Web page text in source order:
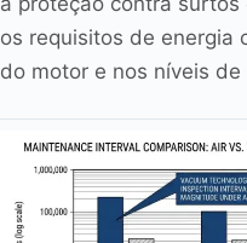
os requisitos de energia
do motor e nos níveis